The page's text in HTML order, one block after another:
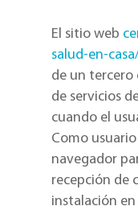
El sitio web
salud-en-
de un
de servicios
cuando el
Como
navegador
recepción de
instalación